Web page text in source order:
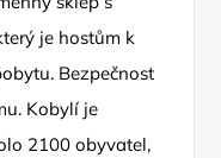
je hostům k
Bezpečnost
Kobylí je
2100 obyvatel,